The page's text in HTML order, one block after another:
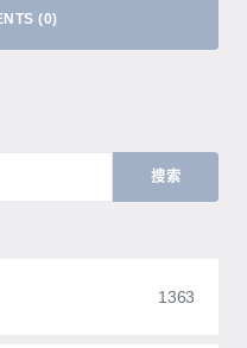
(0)
搜索
1363